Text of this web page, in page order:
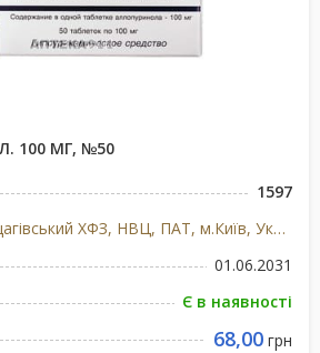
100 МГ, №50
1597
Борщагівський ХФЗ, НВЦ, ПАТ, м.Київ, Україна
01.06.2031
Є в наявності
68,00 грн